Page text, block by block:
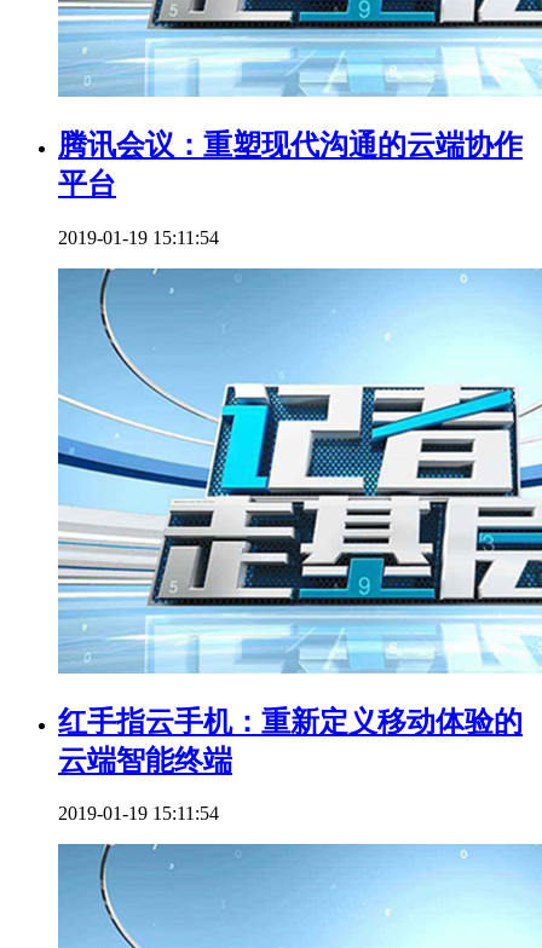
腾讯会议：重塑现代沟通的云端协作
平台
2019-01-19 15:11:54
红手指云手机：重新定义移动体验的
云端智能终端
2019-01-19 15:11:54